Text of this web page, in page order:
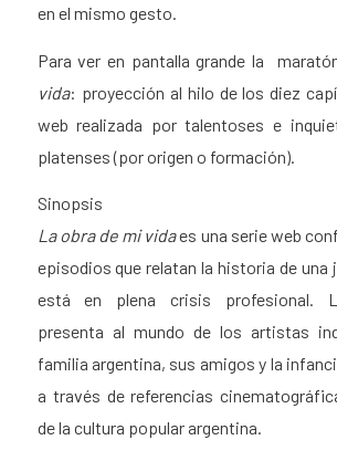
en el mismo gesto.
Para ver en pantalla grande la
vida: proyección al hilo de los diez
web realizada por talentoses e
platenses (por origen o formación).
Sinopsis
La obra de mi vidaes una serie web
episodios que relatan la historia de una
está en plena crisis profesional.
presenta al mundo de los artistas
familia argentina, sus amigos y la
a través de referencias
de la cultura popular argentina.